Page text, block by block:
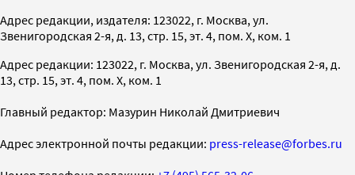
Адрес редакции, издателя: 123022, г. Москва, ул.
Звенигородская 2-я, д. 13, стр. 15, эт. 4, пом. X, ком. 1
Адрес редакции: 123022, г. Москва, ул. Звенигородская 2-я, д.
13, стр. 15, эт. 4, пом. X, ком. 1
Главный редактор: Мазурин Николай Дмитриевич
Адрес электронной почты редакции: press-release@forbes.ru